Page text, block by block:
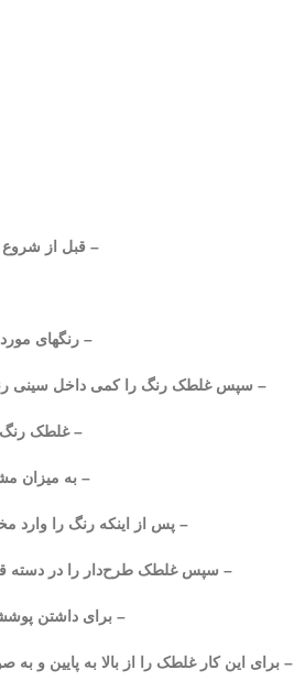
– قبل از شروع
– رنگهای
– سپس غلطک رنگ را کمی داخل سینی
– غلطک رنگ
– به میزان
– پس از اینکه رنگ را وارد
– سپس غلطک طرح‌دار را در دسته
– برای داشتن
– برای این کار غلطک را از بالا به پایین و